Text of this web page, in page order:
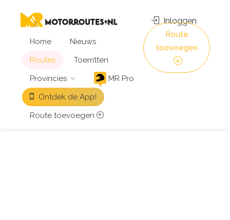
Home
Nieuws
Routes
Toerritten
Provincies
MR Pro
Ontdek de App!
Route toevoegen
Inloggen
Route
toevoegen